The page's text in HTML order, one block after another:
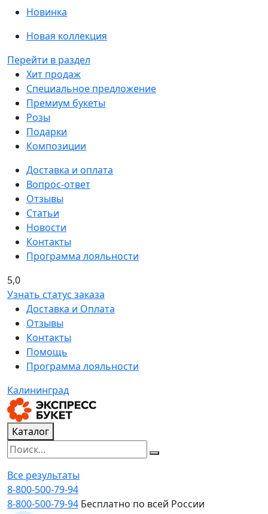
Новинка
Новая коллекция
Перейти в раздел
Хит продаж
Специальное предложение
Премиум букеты
Розы
Подарки
Композиции
Доставка и оплата
Вопрос-ответ
Отзывы
Статьи
Новости
Контакты
Программа лояльности
5,0
Узнать статус заказа
Доставка и Оплата
Отзывы
Контакты
Помощь
Программа лояльности
Калининград
Каталог
Все результаты
8-800-500-79-94
8-800-500-79-94 Бесплатно по всей России